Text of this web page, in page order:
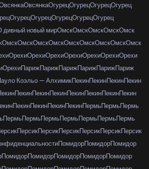
ОвсянкаОгурецОгурецОгурецОгурец
ОгурецОгурецОгурецОгурецОгурец
новый мирОмскОмскОмскОмскОмск
ОмскОмскОмскОмскОмскОмскОмскОмскОмск
ОрехиОрехиОрехиОрехиОрехиОрехиОрехи
ОрехиПарижПарижПарижПарижПарижПариж
Коэльо — АлхимикПекинПекинПекинПекин
ПекинПекинПекинПекинПекинПекинПекин
ПекинПекинПекинПекинПермьПермьПермь
ПермьПермьПермьПермьПермьПермьПермь
ПерсикПерсикПерсикПерсикПерсикПерсик
ПомидорПомидорПомидор
ПомидорПомидорПомидорПомидорПомидор